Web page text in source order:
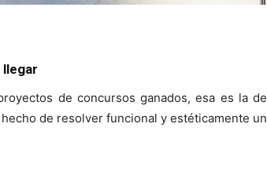
llegar
de concursos ganados, esa es la de
de resolver funcional y estéticamente un